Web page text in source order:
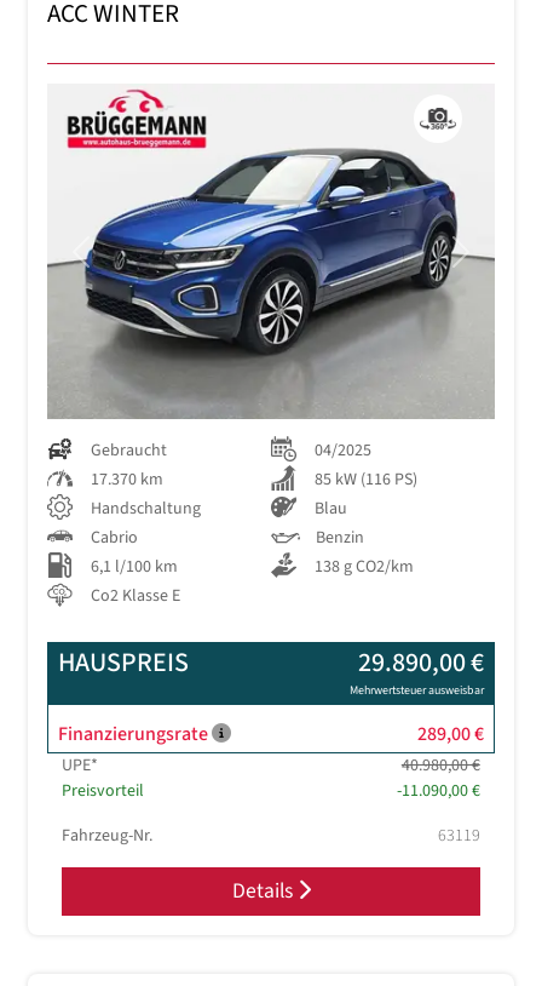
ACC WINTER
Previous Next
Gebraucht
04/2025
17.370 km
85 kW (116 PS)
Handschaltung
Blau
Cabrio
Benzin
6,1 l/100 km
138 g CO2/km
Co2 Klasse E
UPE*
40.980,00 €
Preisvorteil
-11.090,00 €
HAUSPREIS 29.890,00 €
Mehrwertsteuer ausweisbar
Finanzierungsrate 289,00 €
Fahrzeug-Nr. 63119
Details